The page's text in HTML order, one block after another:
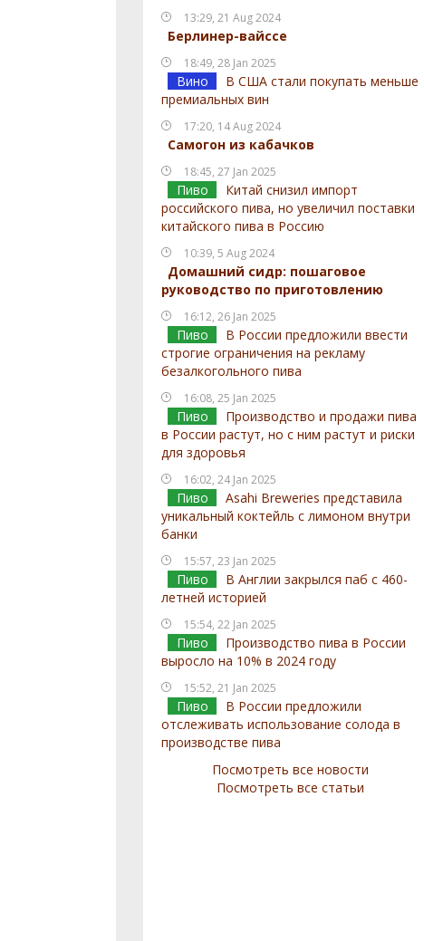
13:29, 21 Aug 2024
Берлинер-вайссе
18:49, 28 Jan 2025
Вино
В США стали покупать меньше
премиальных вин
17:20, 14 Aug 2024
Самогон из кабачков
18:45, 27 Jan 2025
Пиво
Китай снизил импорт
российского пива, но увеличил поставки
китайского пива в Россию
10:39, 5 Aug 2024
Домашний сидр: пошаговое
руководство по приготовлению
16:12, 26 Jan 2025
Пиво
В России предложили ввести
строгие ограничения на рекламу
безалкогольного пива
16:08, 25 Jan 2025
Пиво
Производство и продажи пива
в России растут, но с ним растут и риски
для здоровья
16:02, 24 Jan 2025
Пиво
Asahi Breweries представила
уникальный коктейль с лимоном внутри
банки
15:57, 23 Jan 2025
Пиво
В Англии закрылся паб с 460-
летней историей
15:54, 22 Jan 2025
Пиво
Производство пива в России
выросло на 10% в 2024 году
15:52, 21 Jan 2025
Пиво
В России предложили
отслеживать использование солода в
производстве пива
Посмотреть все новости
Посмотреть все статьи